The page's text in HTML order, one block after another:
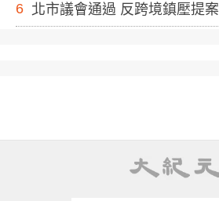
6 北市議會通過 反跨境鎮壓提案